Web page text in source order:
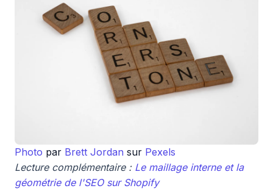
Photo par Brett Jordan sur Pexels
Lecture complémentaire : Le maillage interne et la
géométrie de l'SEO sur Shopify